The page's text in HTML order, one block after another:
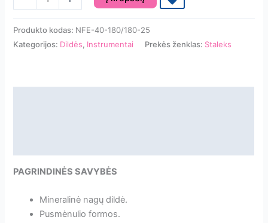
kiekis:
Nagų
Vnt.
180/180-
Produkto kodas: NFE-40-180/180-25
Kategorijos: Dildės, Instrumentai Prekės ženklas: Staleks
PAGRINDINĖS SAVYBĖS
Mineralinė nagų dildė.
Pusmėnulio formos.